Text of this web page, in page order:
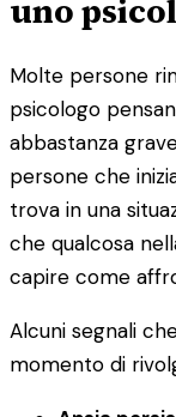
uno
Molte persone
psicologo
abbastanza
persone che
trova in una
che qualcosa
capire come
Alcuni segnali
momento di